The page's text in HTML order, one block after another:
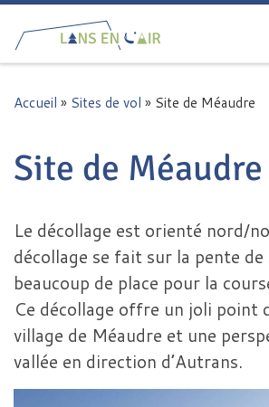
Passer au contenu
Accueil » Sites de vol » Site de Méaudre
Site de Méaudre
Le décollage est orienté nord/
décollage se fait sur la pente de
beaucoup de place pour la
Ce décollage offre un joli point
village de Méaudre et une
vallée en direction d’Autrans.